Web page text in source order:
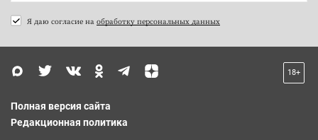
Я даю согласие на обработку персональных данных
18+
Полная версия сайта
Редакционная политика